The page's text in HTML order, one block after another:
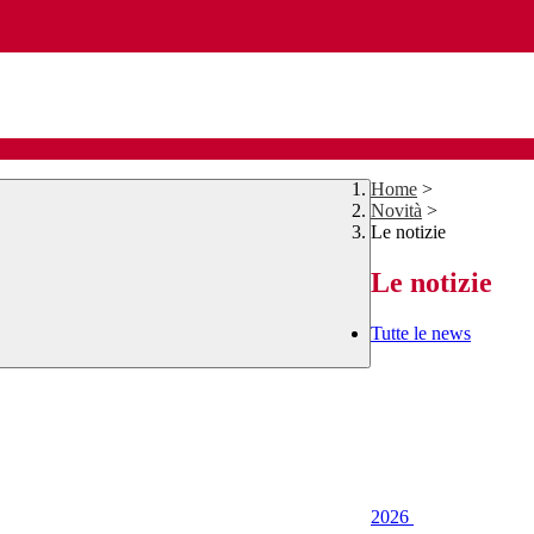
Home >
Novità >
Le notizie
Le notizie
Tutte le news
2026